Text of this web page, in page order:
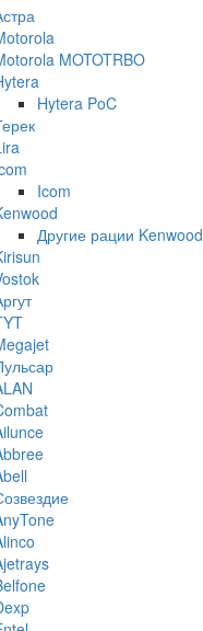
MOTOTRBO
Hytera PoC
Icom
Другие рации Kenwood